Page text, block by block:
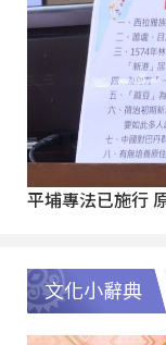
平埔專法已施行
文化小辭典